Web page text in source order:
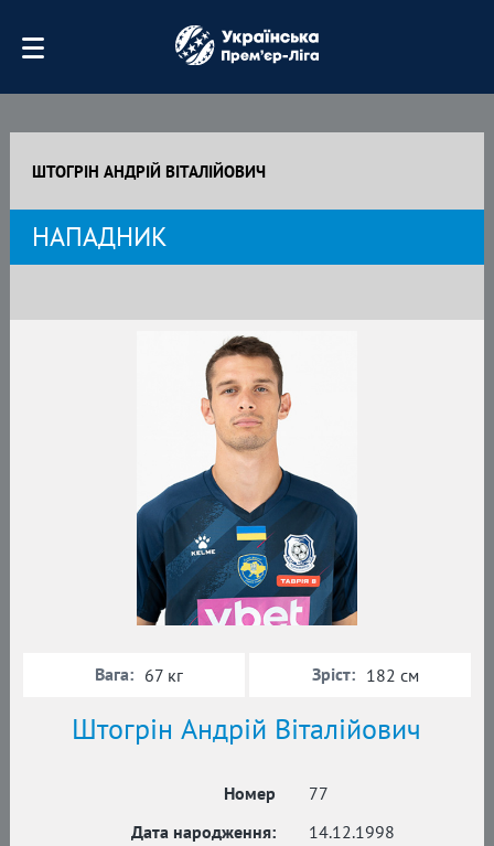
ШТОГРІН АНДРІЙ ВІТАЛІЙОВИЧ
НАПАДНИК
Штогрін Андрій Віталійович
Номер
77
Дата народження:
14.12.1998
Вага: 67 кг Зріст: 182 см